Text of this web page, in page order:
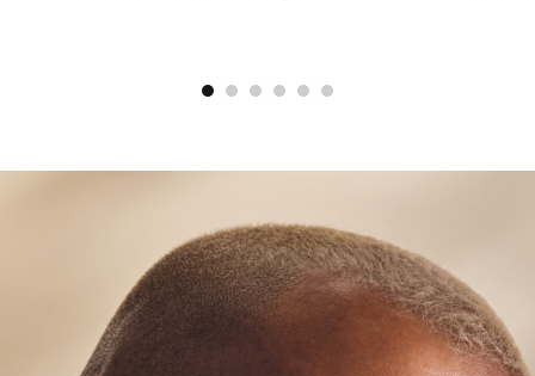
wasserabweisende In-Ear Kopfhörer
Gewicht: 5,0 g
Länge: 7,2 cm / 2,83 Zoll
Breite: 5,1 cm / 2,0 Zoll
Höhe: 2,55 cm / 1,0 Zoll